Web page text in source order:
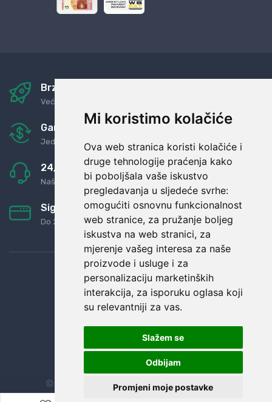
Mi koristimo kolačiće
Ova web stranica koristi kolačiće i
druge tehnologije praćenja kako
bi poboljšala vaše iskustvo
pregledavanja u sljedeće svrhe:
omogućiti osnovnu funkcionalnost
web stranice, za pružanje boljeg
iskustva na web stranici, za
mjerenje vašeg interesa za naše
proizvode i usluge i za
personalizaciju marketinških
interakcija, za isporuku oglasa koji
su relevantniji za vas.
Slažem se
Odbijam
Promjeni moje postavke
Brza i sigurna dostava
Već za nekoliko dana kod vas
Garancija u povrat novaca
Jednostavno pravilo: Roba za novac
24/7 odlična podrška
Naši agenti uvijek na raspolaganju
Sigurno obročno plaćanje
Do 24 rata bez kamata
© Sva prava zadržana. Dopi grupa d.o.o.